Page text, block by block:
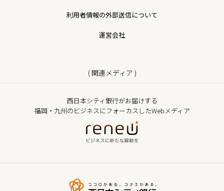
利用者情報の外部送信について
運営会社
( 関連メディア )
西日本シティ銀行がお届けする
福岡・九州のビジネスにフォーカスしたWebメディア